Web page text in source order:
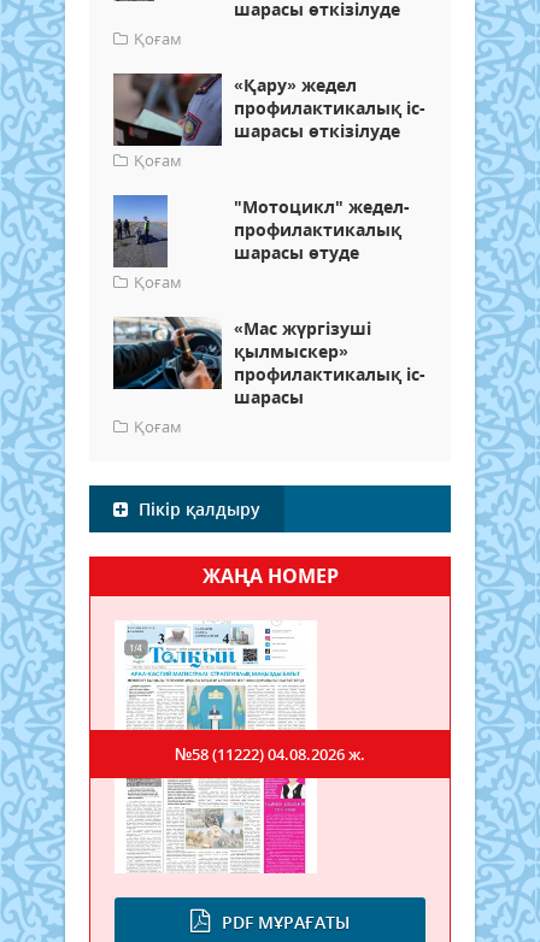
шарасы өткізілуде
Қоғам
«Қару» жедел
профилактикалық іс-
шарасы өткізілуде
Қоғам
"Мотоцикл" жедел-
профилактикалық
шарасы өтуде
Қоғам
«Мас жүргізуші
қылмыскер»
профилактикалық іс-
шарасы
Қоғам
Пікір қалдыру
ЖАҢА НОМЕР
PDF МҰРАҒАТЫ
№58 (11222)04.08.2026 ж.